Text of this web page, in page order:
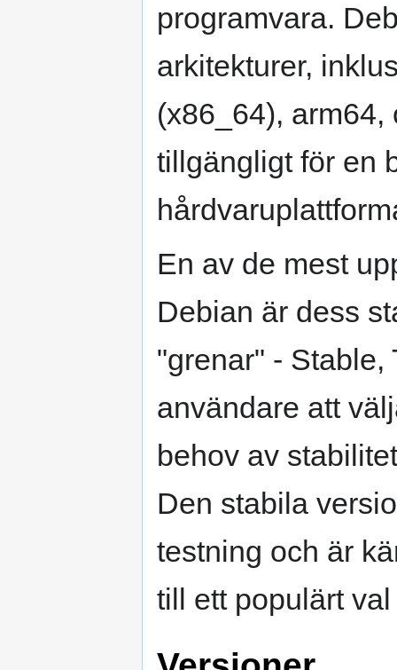
programvara.
arkitekturer,
(x86_64), arm64,
tillgängligt för en
En av de mest
Debian är dess
"grenar" - Stable,
användare att
behov av
Den stabila
testning och är
till ett populärt